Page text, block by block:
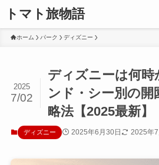
トマト旅物語
ホーム パーク ディズニー
ディズニーは何時
ンド・シー別の開
略法【2025最新】
2025
7/02
ディズニー 2025年6月30日 2025年7